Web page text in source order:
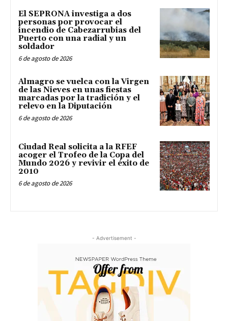
El SEPRONA investiga a dos
personas por provocar el
incendio de Cabezarrubias del
Puerto con una radial y un
soldador
6 de agosto de 2026
Almagro se vuelca con la Virgen
de las Nieves en unas fiestas
marcadas por la tradición y el
relevo en la Diputación
6 de agosto de 2026
Ciudad Real solicita a la RFEF
acoger el Trofeo de la Copa del
Mundo 2026 y revivir el éxito de
2010
6 de agosto de 2026
- Advertisement -